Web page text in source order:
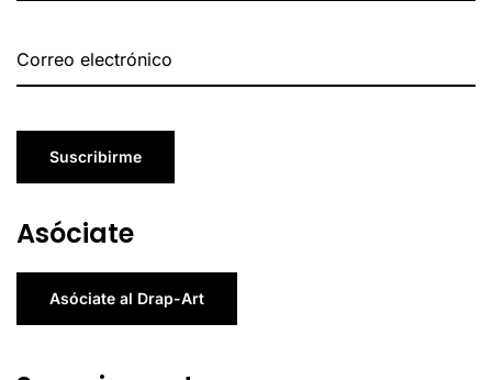
Suscribirme
Asóciate
Asóciate al Drap-Art